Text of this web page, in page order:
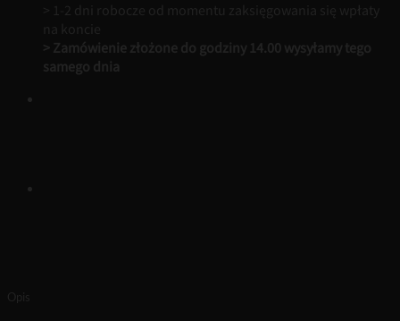
> 1-2 dni robocze od momentu zaksięgowania się wpłaty
na koncie
> Zamówienie złożone do godziny 14.00 wysyłamy tego
samego dnia
Opis